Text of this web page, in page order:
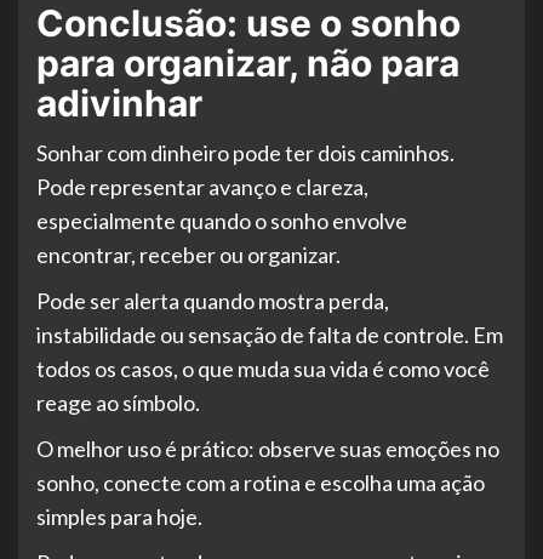
Conclusão: use o sonho
para organizar, não para
adivinhar
Sonhar com dinheiro pode ter dois caminhos.
Pode representar avanço e clareza,
especialmente quando o sonho envolve
encontrar, receber ou organizar.
Pode ser alerta quando mostra perda,
instabilidade ou sensação de falta de controle. Em
todos os casos, o que muda sua vida é como você
reage ao símbolo.
O melhor uso é prático: observe suas emoções no
sonho, conecte com a rotina e escolha uma ação
simples para hoje.